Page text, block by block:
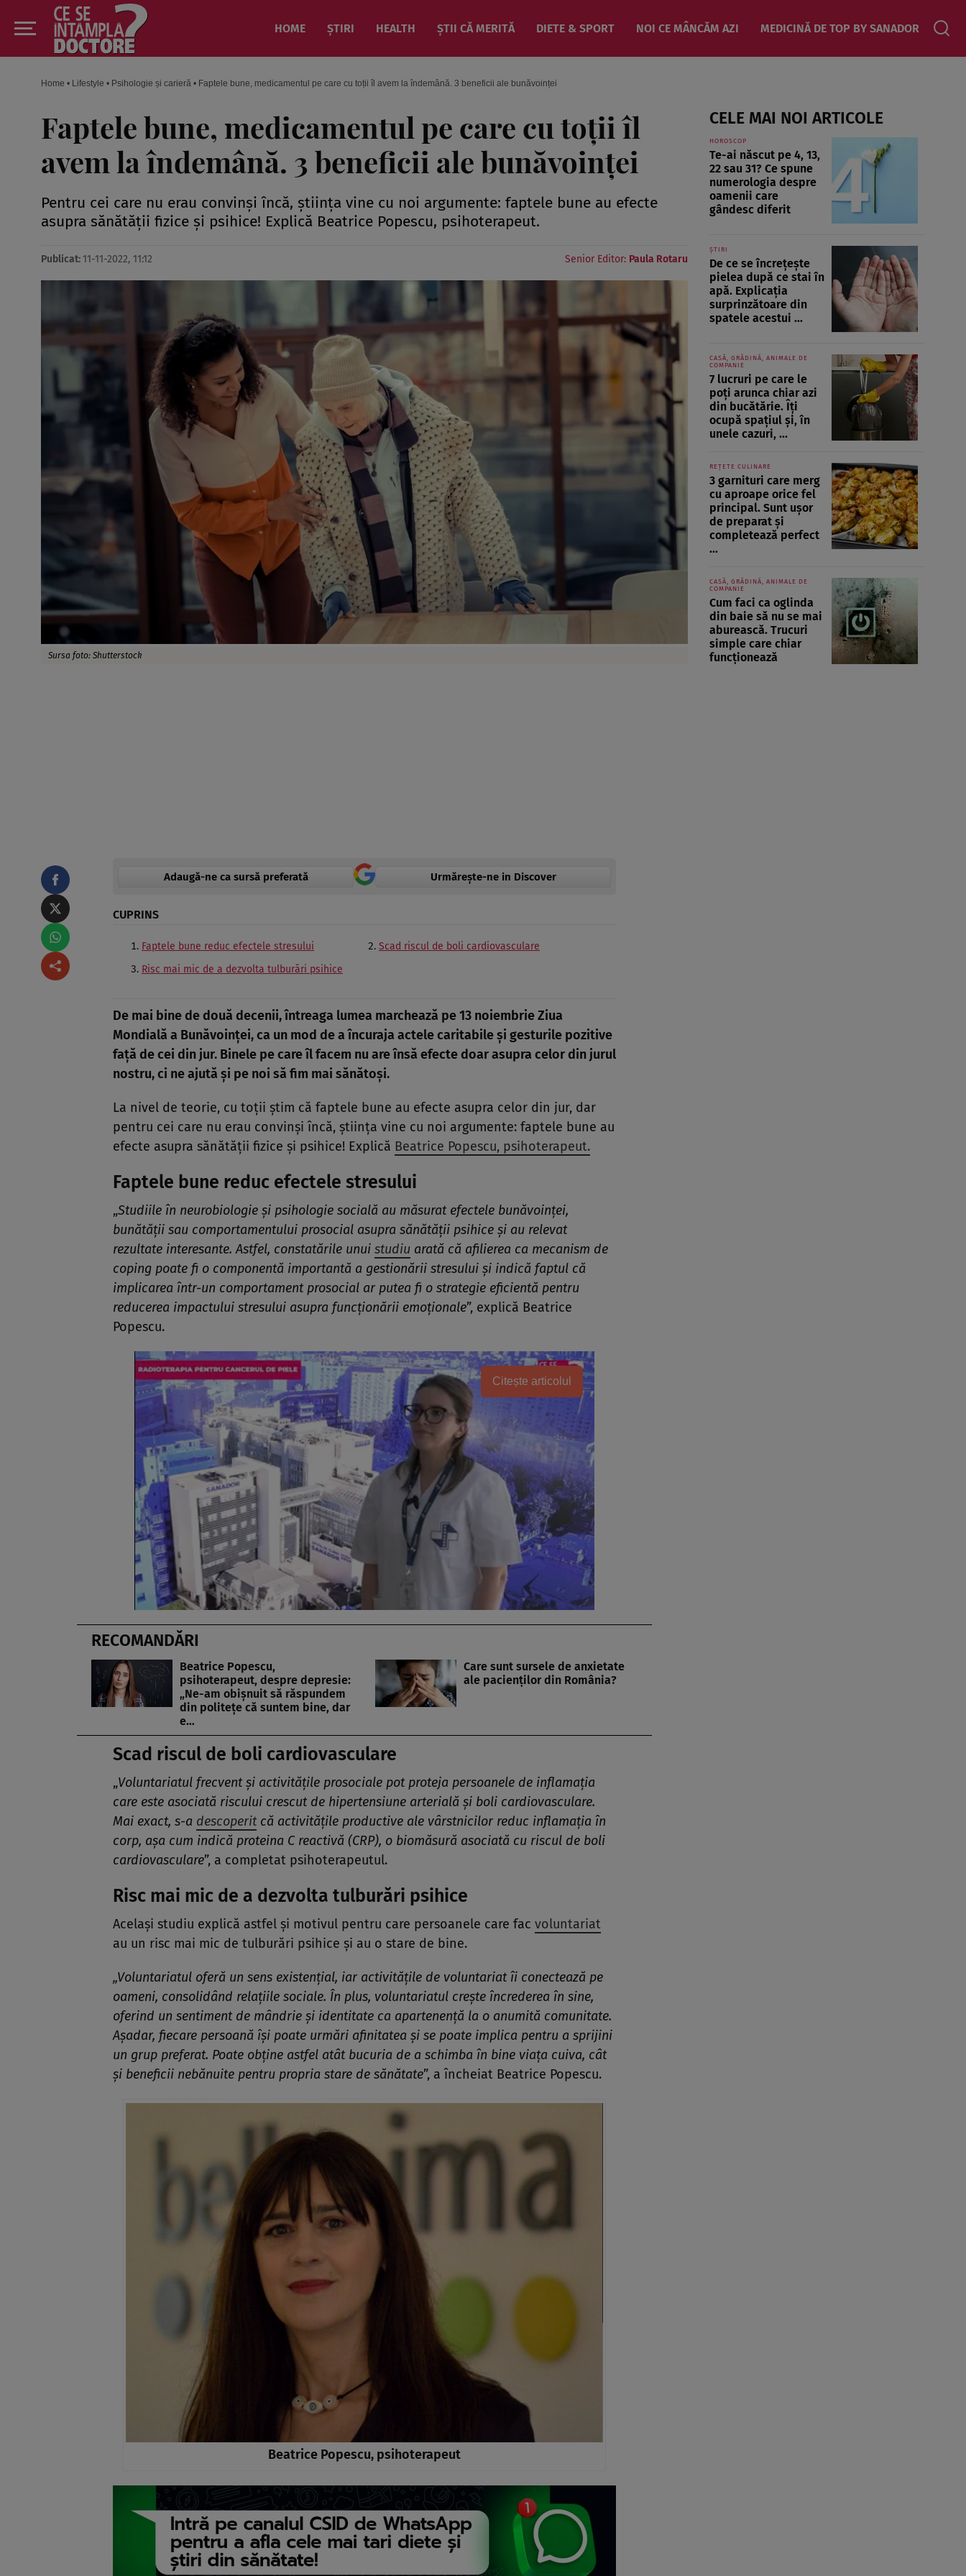
HOME ȘTIRI HEALTH ȘTII CĂ MERITĂ DIETE & SPORT NOI CE MÂNCĂM AZI MEDICINĂ DE TOP BY SANADOR
Home • Lifestyle • Psihologie și carieră • Faptele bune, medicamentul pe care cu toții îl avem la îndemână. 3 beneficii ale bunăvoinței
Faptele bune, medicamentul pe care cu toții îl
avem la îndemână. 3 beneficii ale bunăvoinței
Pentru cei care nu erau convinși încă, știința vine cu noi argumente: faptele bune au efecte
asupra sănătății fizice și psihice! Explică Beatrice Popescu, psihoterapeut.
Publicat: 11-11-2022, 11:12 Senior Editor: Paula Rotaru
Sursa foto: Shutterstock
Adaugă-ne ca sursă preferată Urmărește-ne in Discover
CUPRINS
Faptele bune reduc efectele stresului
Scad riscul de boli cardiovasculare
Risc mai mic de a dezvolta tulburări psihice
De mai bine de două decenii, întreaga lumea marchează pe 13 noiembrie Ziua
Mondială a Bunăvoinței, ca un mod de a încuraja actele caritabile și gesturile pozitive
față de cei din jur. Binele pe care îl facem nu are însă efecte doar asupra celor din jurul
nostru, ci ne ajută și pe noi să fim mai sănătoși.
La nivel de teorie, cu toții știm că faptele bune au efecte asupra celor din jur, dar
pentru cei care nu erau convinși încă, știința vine cu noi argumente: faptele bune au
efecte asupra sănătății fizice și psihice! Explică Beatrice Popescu, psihoterapeut.
Faptele bune reduc efectele stresului
„Studiile în neurobiologie și psihologie socială au măsurat efectele bunăvoinței,
bunătății sau comportamentului prosocial asupra sănătății psihice și au relevat
rezultate interesante. Astfel, constatările unui studiu arată că afilierea ca mecanism de
coping poate fi o componentă importantă a gestionării stresului și indică faptul că
implicarea într-un comportament prosocial ar putea fi o strategie eficientă pentru
reducerea impactului stresului asupra funcționării emoționale”, explică Beatrice
Popescu.
Citește articolul
RECOMANDĂRI
Beatrice Popescu,
psihoterapeut, despre depresie:
„Ne-am obișnuit să răspundem
din politețe că suntem bine, dar
e…
Care sunt sursele de anxietate
ale pacienților din România?
Scad riscul de boli cardiovasculare
„Voluntariatul frecvent și activitățile prosociale pot proteja persoanele de inflamația
care este asociată riscului crescut de hipertensiune arterială și boli cardiovasculare.
Mai exact, s-a descoperit că activitățile productive ale vârstnicilor reduc inflamația în
corp, așa cum indică proteina C reactivă (CRP), o biomăsură asociată cu riscul de boli
cardiovasculare”, a completat psihoterapeutul.
Risc mai mic de a dezvolta tulburări psihice
Același studiu explică astfel și motivul pentru care persoanele care fac voluntariat
au un risc mai mic de tulburări psihice și au o stare de bine.
„Voluntariatul oferă un sens existențial, iar activitățile de voluntariat îi conectează pe
oameni, consolidând relațiile sociale. În plus, voluntariatul crește încrederea în sine,
oferind un sentiment de mândrie și identitate ca apartenență la o anumită comunitate.
Așadar, fiecare persoană își poate urmări afinitatea și se poate implica pentru a sprijini
un grup preferat. Poate obține astfel atât bucuria de a schimba în bine viața cuiva, cât
și beneficii nebănuite pentru propria stare de sănătate”, a încheiat Beatrice Popescu.
Beatrice Popescu, psihoterapeut
CELE MAI NOI ARTICOLE
HOROSCOP
Te-ai născut pe 4, 13,
22 sau 31? Ce spune
numerologia despre
oamenii care
gândesc diferit
ȘTIRI
De ce se încrețește
pielea după ce stai în
apă. Explicația
surprinzătoare din
spatele acestui ...
CASĂ, GRĂDINĂ, ANIMALE DE
COMPANIE
7 lucruri pe care le
poți arunca chiar azi
din bucătărie. Îți
ocupă spațiul și, în
unele cazuri, ...
REȚETE CULINARE
3 garnituri care merg
cu aproape orice fel
principal. Sunt ușor
de preparat și
completează perfect
...
CASĂ, GRĂDINĂ, ANIMALE DE
COMPANIE
Cum faci ca oglinda
din baie să nu se mai
aburească. Trucuri
simple care chiar
funcționează